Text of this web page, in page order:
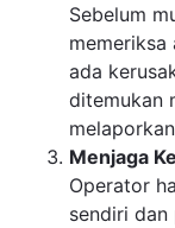
Sebelum
ada
ditemukan
Menjaga
Operator
sendiri